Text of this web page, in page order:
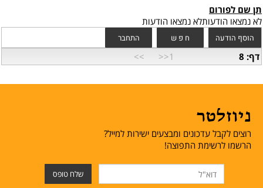
תן שם לפורום
לא נמצאו הודעותלא נמצאו הודעות
דף: 8 >>
ניוזלטר
רוצים לקבל עדכונים ומבצעים ישירות למייל?
הרשמו לרשימת התפוצה!